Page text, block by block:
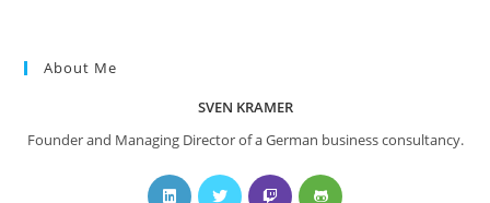
About Me
SVEN KRAMER
Founder and Managing Director of a German business consultancy.